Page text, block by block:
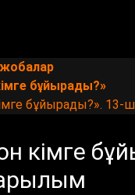
бұйырады?»
бұйырады?».
кімге